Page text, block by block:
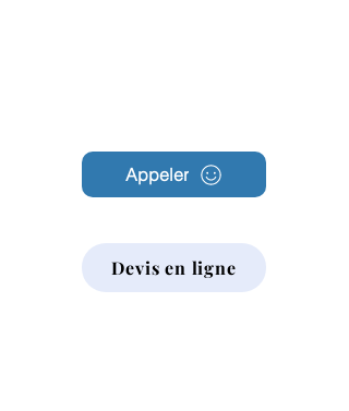
Appeler
Devis en ligne